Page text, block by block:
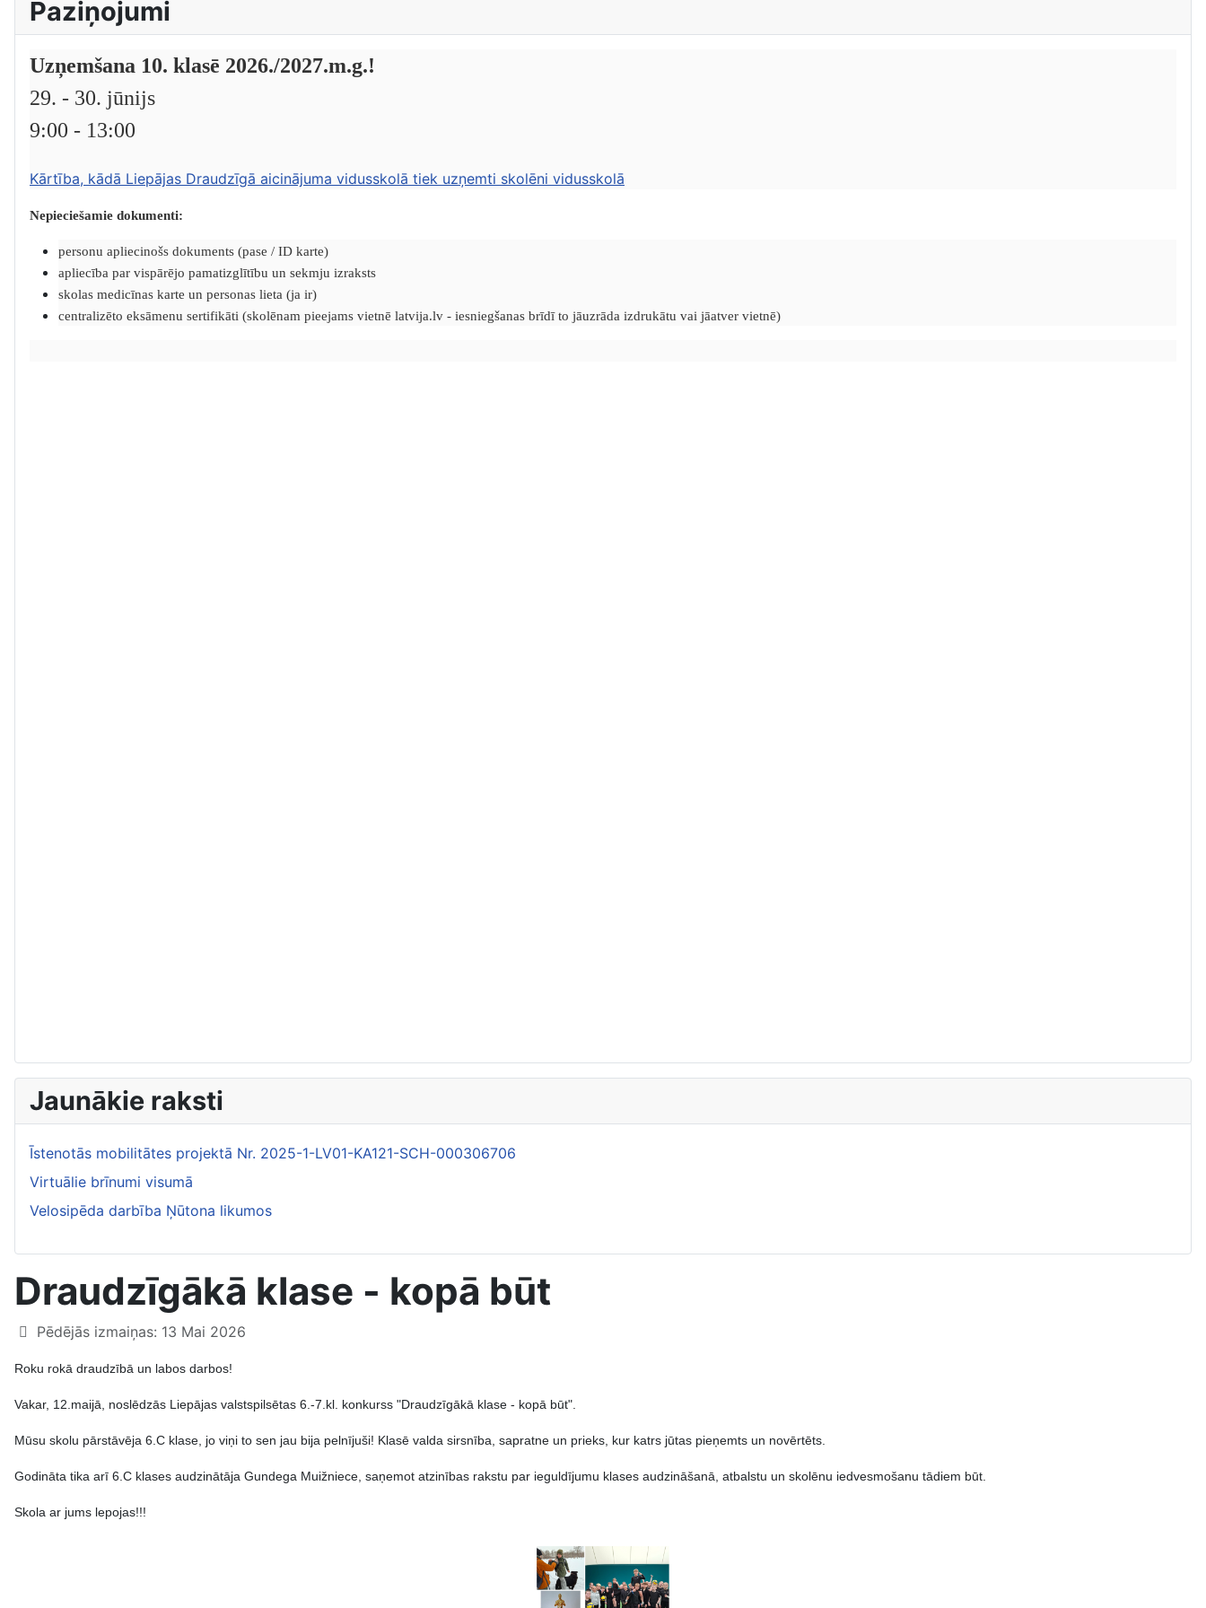
Paziņojumi
Uzņemšana 10. klasē 2026./2027.m.g.!
29. - 30. jūnijs
9:00 - 13:00
Kārtība, kādā Liepājas Draudzīgā aicinājuma vidusskolā tiek uzņemti skolēni vidusskolā
Nepieciešamie dokumenti:
personu apliecinošs dokuments (pase / ID karte)
apliecība par vispārējo pamatizglītību un sekmju izraksts
skolas medicīnas karte un personas lieta (ja ir)
centralizēto eksāmenu sertifikāti (skolēnam pieejams vietnē latvija.lv - iesniegšanas brīdī to jāuzrāda izdrukātu vai jāatver vietnē)
Jaunākie raksti
Īstenotās mobilitātes projektā Nr. 2025-1-LV01-KA121-SCH-000306706
Virtuālie brīnumi visumā
Velosipēda darbība Ņūtona likumos
Draudzīgākā klase - kopā būt
Pēdējās izmaiņas: 13 Mai 2026
Roku rokā draudzībā un labos darbos!
Vakar, 12.maijā, noslēdzās Liepājas valstspilsētas 6.-7.kl. konkurss "Draudzīgākā klase - kopā būt".
Mūsu skolu pārstāvēja 6.C klase, jo viņi to sen jau bija pelnījuši! Klasē valda sirsnība, sapratne un prieks, kur katrs jūtas pieņemts un novērtēts.
Godināta tika arī 6.C klases audzinātāja Gundega Muižniece, saņemot atzinības rakstu par ieguldījumu klases audzināšanā, atbalstu un skolēnu iedvesmošanu tādiem būt.
Skola ar jums lepojas!!!